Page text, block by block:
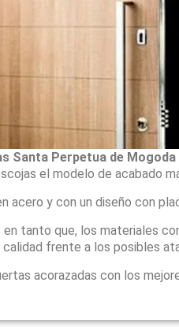
Santa Perpetua de Mogoda
el modelo de acabado
acero y con un diseño con
tanto que, los materiales
frente a los posibles
acorazadas con los